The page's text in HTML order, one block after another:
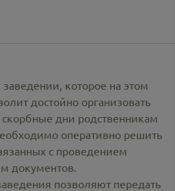
которое на этом
достойно организовать
дни родственникам
оперативно решить
с проведением
документов.
позволяют передать